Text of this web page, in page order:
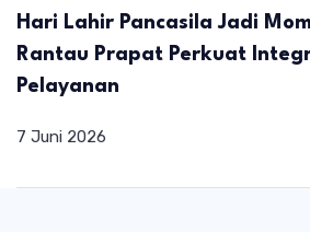
Hari Lahir Pancasila Jadi
Rantau Prapat Perkuat
Pelayanan
7 Juni 2026